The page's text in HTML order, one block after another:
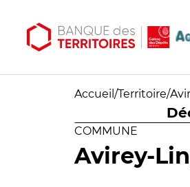
Accueil /Territoire/
COMMUNE
Avirey-